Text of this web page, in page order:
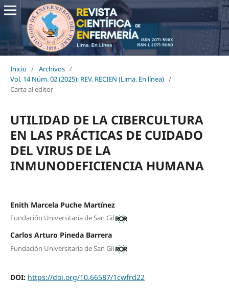
Inicio / Archivos /
Vol. 14 Núm. 02 (2025): REV. RECIEN (Lima. En línea) /
Carta al editor
UTILIDAD DE LA CIBERCULTURA
EN LAS PRÁCTICAS DE CUIDADO
DEL VIRUS DE LA
INMUNODEFICIENCIA HUMANA
Enith Marcela Puche Martínez
Fundación Universitaria de San Gil
Carlos Arturo Pineda Barrera
Fundación Universitaria de San Gil
DOI: https://doi.org/10.66587/1cwfrd22